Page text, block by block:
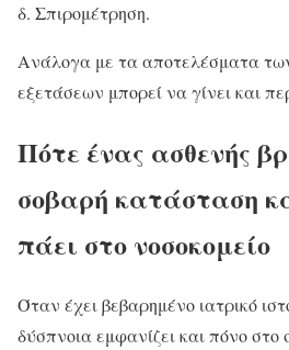
δ. Σπιρομέτρηση.
Ανάλογα με τα αποτελέσματα
εξετάσεων μπορεί να γίνει και
Πότε ένας ασθενής
σοβαρή κατάσταση
πάει στο νοσοκομείο
Όταν έχει βεβαρημένο ιατρικό
δύσπνοια εμφανίζει και πόνο στο